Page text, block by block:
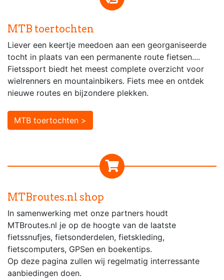
MTB toertochten
Liever een keertje meedoen aan een georganiseerde
tocht in plaats van een permanente route fietsen....
Fietssport biedt het meest complete overzicht voor
wielrenners en mountainbikers. Fiets mee en ontdek
nieuwe routes en bijzondere plekken.
MTB toertochten >
MTBroutes.nl shop
In samenwerking met onze partners houdt
MTBroutes.nl je op de hoogte van de laatste
fietssnufjes, fietsonderdelen, fietskleding,
fietscomputers, GPSen en boekentips.
Op deze pagina zullen wij regelmatig interressante
aanbiedingen doen.